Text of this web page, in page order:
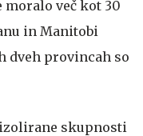
več kot 30
in Manitobi
dveh provincah so